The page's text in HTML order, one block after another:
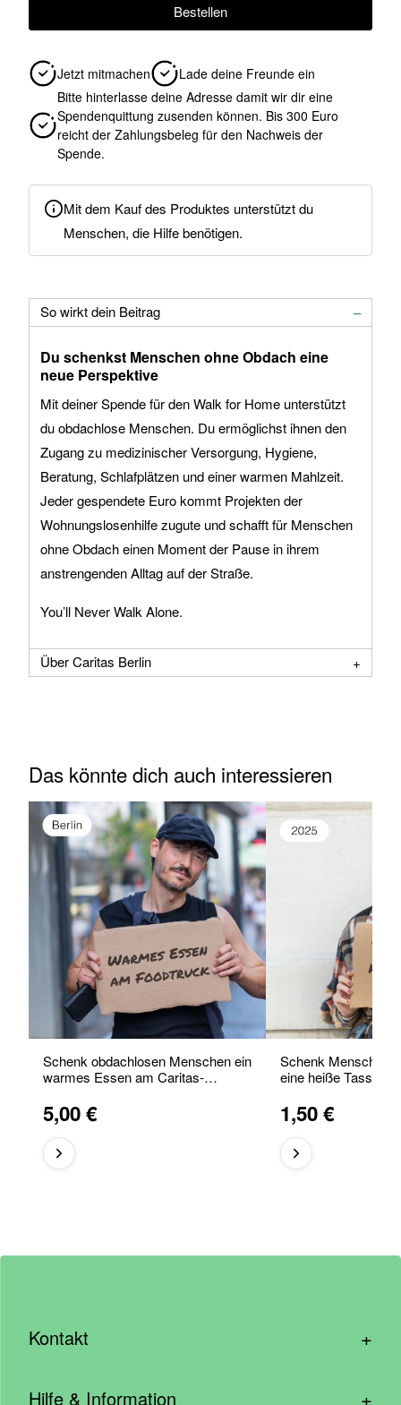
Bestellen
Jetzt mitmachen
Lade deine Freunde ein
Bitte hinterlasse deine Adresse damit wir dir eine
Spendenquittung zusenden können. Bis 300 Euro
reicht der Zahlungsbeleg für den Nachweis der
Spende.
Mit dem Kauf des Produktes unterstützt du
Menschen, die Hilfe benötigen.
So wirkt dein Beitrag
Du schenkst Menschen ohne Obdach eine
neue Perspektive
Mit deiner Spende für den Walk for Home unterstützt
du obdachlose Menschen. Du ermöglichst ihnen den
Zugang zu medizinischer Versorgung, Hygiene,
Beratung, Schlafplätzen und einer warmen Mahlzeit.
Jeder gespendete Euro kommt Projekten der
Wohnungslosenhilfe zugute und schafft für Menschen
ohne Obdach einen Moment der Pause in ihrem
anstrengenden Alltag auf der Straße.
You’ll Never Walk Alone.
Über Caritas Berlin
Das könnte dich auch interessieren
Schenk obdachlosen Menschen ein
warmes Essen am Caritas-
5,00 €
Schenk Menschen
eine heiße Tasse
1,50 €
Kontakt +
Hilfe & Information +